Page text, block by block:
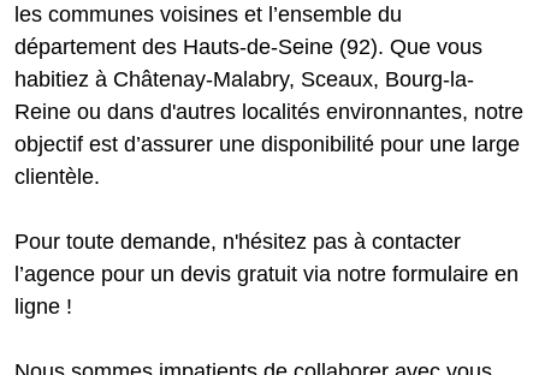
les communes voisines et l’ensemble du
département des Hauts-de-Seine (92). Que vous
habitiez à Châtenay-Malabry, Sceaux, Bourg-la-
Reine ou dans d'autres localités environnantes, notre
objectif est d’assurer une disponibilité pour une large
clientèle.
Pour toute demande, n'hésitez pas à contacter
l’agence pour un devis gratuit via notre formulaire en
ligne !